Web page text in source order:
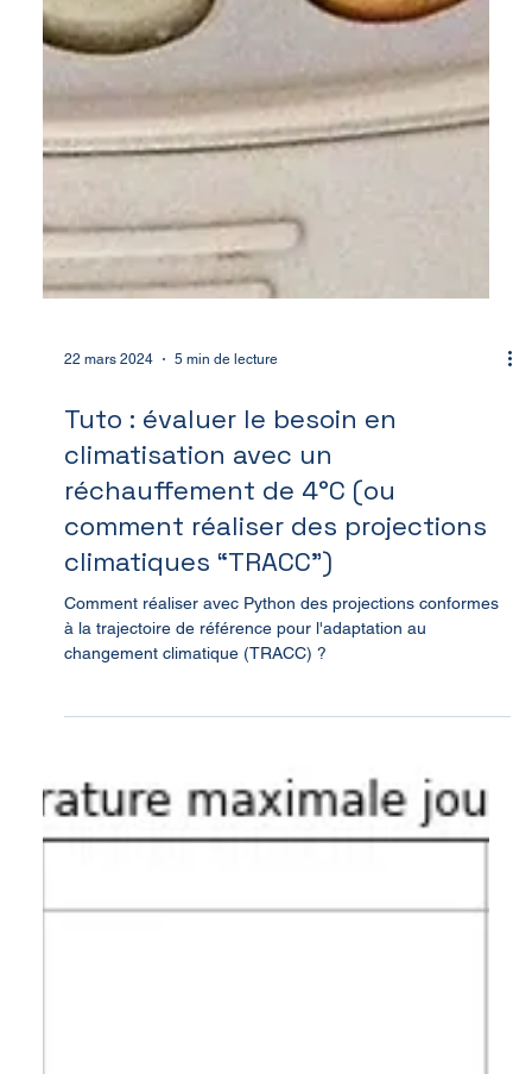
22 mars 2024 5 min de lecture
Tuto : évaluer le besoin en
climatisation avec un
réchauffement de 4°C (ou
comment réaliser des projections
climatiques “TRACC”)